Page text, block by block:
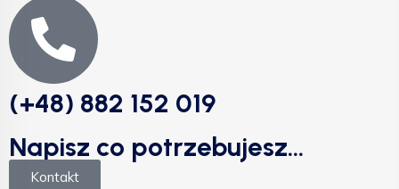
(+48) 882 152 019
Napisz co potrzebujesz...
Kontakt